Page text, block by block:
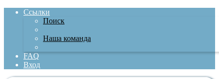
Ссылки
Поиск
Наша команда
FAQ
Вход